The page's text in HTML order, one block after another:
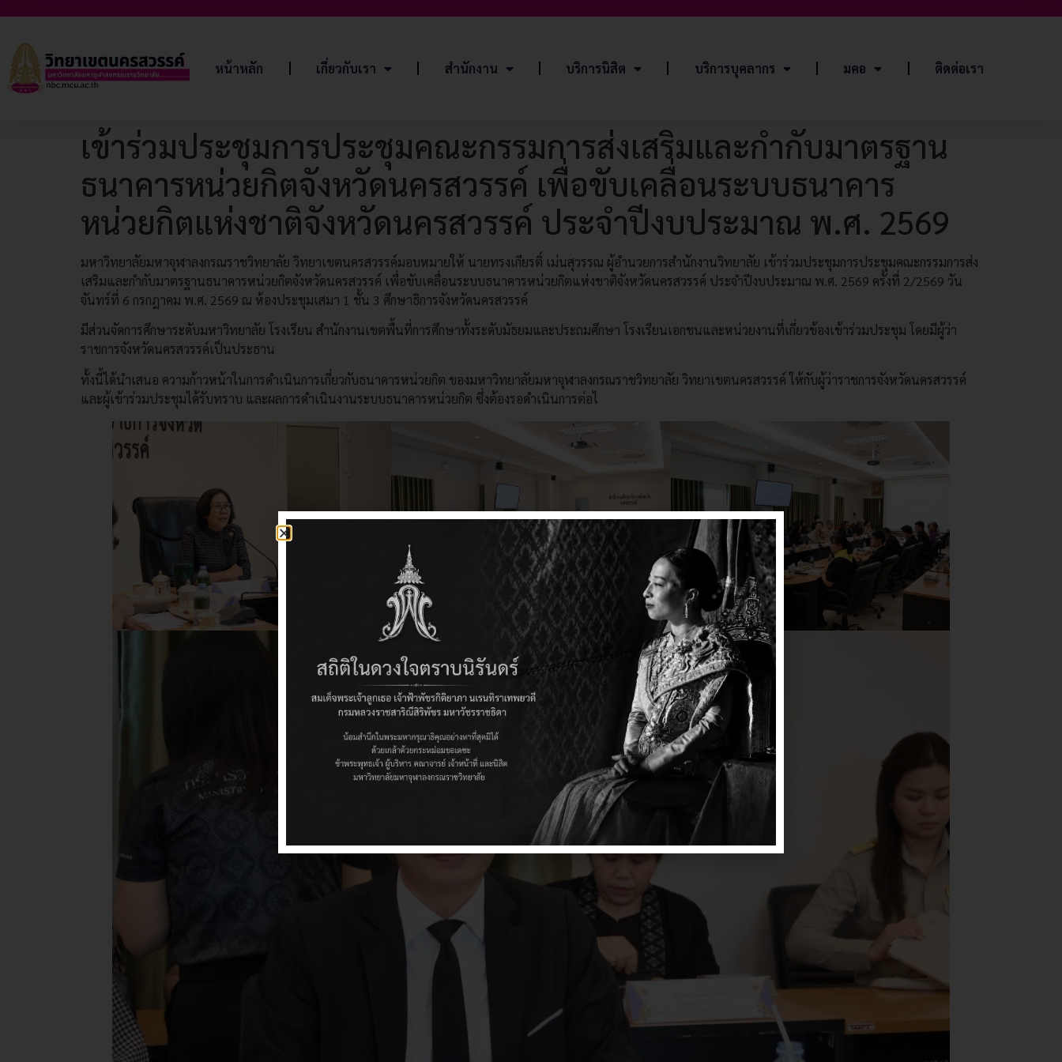
หน้าหลัก เกี่ยวกับเรา สำนักงาน บริการนิสิต บริการบุคลากร มคอ ติดต่อเรา
เข้าร่วมประชุมการประชุมคณะกรรมการส่งเสริมและกำกับมาตรฐาน
ธนาคารหน่วยกิตจังหวัดนครสวรรค์ เพื่อขับเคลื่อนระบบธนาคาร
หน่วยกิตแห่งชาติจังหวัดนครสวรรค์ ประจำปีงบประมาณ พ.ศ. 2569
มหาวิทยาลัยมหาจุฬาลงกรณราชวิทยาลัย วิทยาเขตนครสวรรค์มอบหมายให้ นายทรงเกียรติ์ เม่นสุวรรณ ผู้อำนวยการสำนักงานวิทยาลัย เข้าร่วมประชุมการประชุมคณะกรรมการส่ง
เสริมและกำกับมาตรฐานธนาคารหน่วยกิตจังหวัดนครสวรรค์ เพื่อขับเคลื่อนระบบธนาคารหน่วยกิตแห่งชาติจังหวัดนครสวรรค์ ประจำปีงบประมาณ พ.ศ. 2569 ครั้งที่ 2/2569 วัน
จันทร์ที่ 6 กรกฎาคม พ.ศ. 2569 ณ ห้องประชุมเสมา 1 ชั้น 3 ศึกษาธิการจังหวัดนครสวรรค์
มีส่วนจัดการศึกษาระดับมหาวิทยาลัย โรงเรียน สำนักงานเขตพื้นที่การศึกษาทั้งระดับมัธยมและประถมศึกษา โรงเรียนเอกชนและหน่วยงานที่เกี่ยวข้องเข้าร่วมประชุม โดยมีผู้ว่า
ราชการจังหวัดนครสวรรค์เป็นประธาน
ทั้งนี้ได้นำเสนอ ความก้าวหน้าในการดำเนินการเกี่ยวกับธนาคารหน่วยกิต ของมหาวิทยาลัยมหาจุฬาลงกรณราชวิทยาลัย วิทยาเขตนครสวรรค์ ให้กับผู้ว่าราชการจังหวัดนครสวรรค์
และผู้เข้าร่วมประชุมได้รับทราบ และผลการดำเนินงานระบบธนาคารหน่วยกิต ซึ่งต้องรอดำเนินการต่อไ